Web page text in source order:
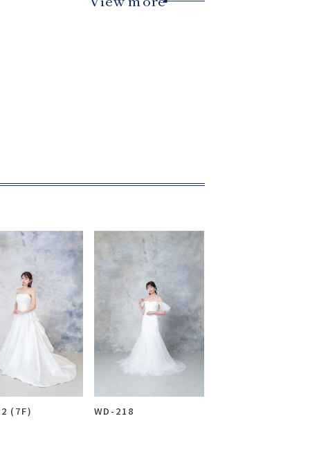
よくあるご質問
News
キャンペーン・お知らせ
Blog
ブログ
内 プライバシーポリシー
(7F) WD-218